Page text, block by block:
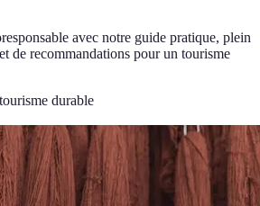
avec notre guide pratique, plein
de recommandations pour un tourisme
tourisme durable